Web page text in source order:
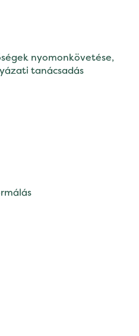
nyomonkövetése,
tanácsadás